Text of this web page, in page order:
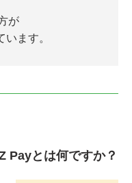
が
ます。
Payとは何ですか？